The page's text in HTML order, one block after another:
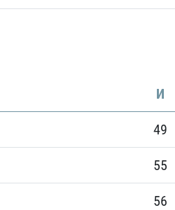
И
49
55
56